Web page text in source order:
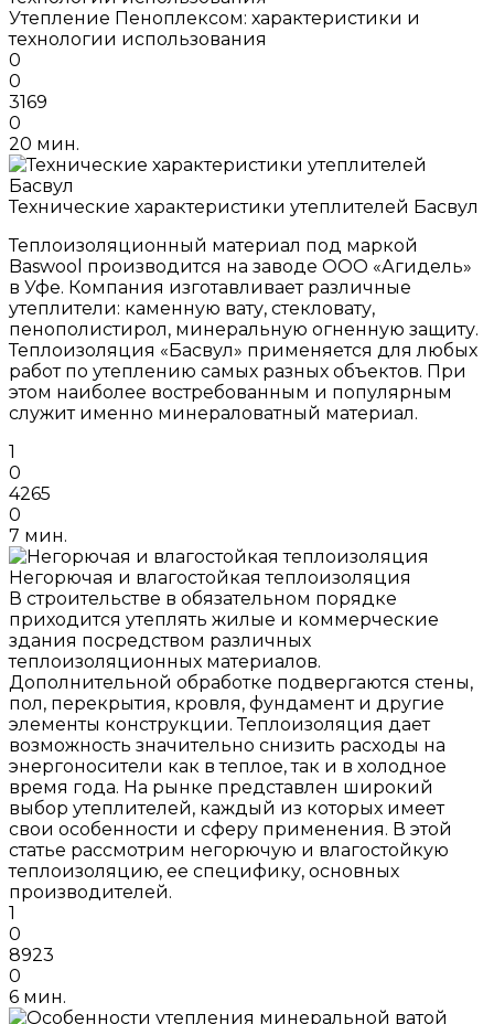
Утепление Пеноплексом: характеристики и
технологии использования
0
0
3169
0
20 мин.
Технические характеристики утеплителей Басвул
Теплоизоляционный материал под маркой
Baswool производится на заводе ООО «Агидель»
в Уфе. Компания изготавливает различные
утеплители: каменную вату, стекловату,
пенополистирол, минеральную огненную защиту.
Теплоизоляция «Басвул» применяется для любых
работ по утеплению самых разных объектов. При
этом наиболее востребованным и популярным
служит именно минераловатный материал.
1
0
4265
0
7 мин.
Негорючая и влагостойкая теплоизоляция
В строительстве в обязательном порядке
приходится утеплять жилые и коммерческие
здания посредством различных
теплоизоляционных материалов.
Дополнительной обработке подвергаются стены,
пол, перекрытия, кровля, фундамент и другие
элементы конструкции. Теплоизоляция дает
возможность значительно снизить расходы на
энергоносители как в теплое, так и в холодное
время года. На рынке представлен широкий
выбор утеплителей, каждый из которых имеет
свои особенности и сферу применения. В этой
статье рассмотрим негорючую и влагостойкую
теплоизоляцию, ее специфику, основных
производителей.
1
0
8923
0
6 мин.